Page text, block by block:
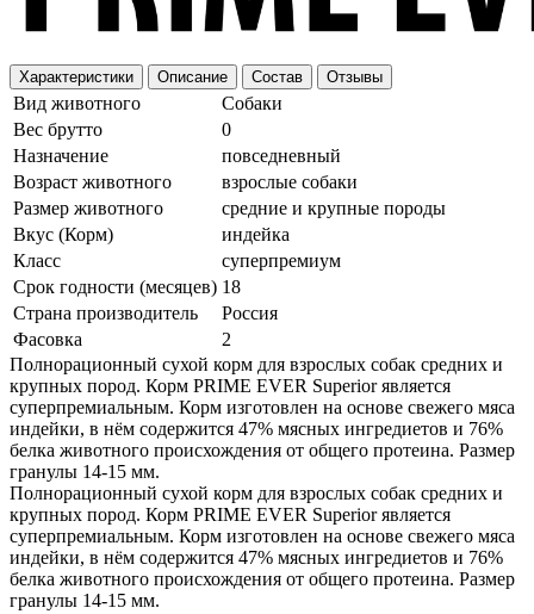
Характеристики Описание Состав Отзывы
Вид животного
Собаки
Вес брутто
0
Назначение
повседневный
Возраст животного
взрослые собаки
Размер животного
средние и крупные породы
Вкус (Корм)
индейка
Класс
суперпремиум
Срок годности (месяцев) 18
Страна производитель
Россия
Фасовка
2
Полнорационный сухой корм для взрослых собак средних и
крупных пород. Корм PRIME EVER Superior является
суперпремиальным. Корм изготовлен на основе свежего мяса
индейки, в нём содержится 47% мясных ингредиетов и 76%
белка животного происхождения от общего протеина. Размер
гранулы 14-15 мм.
Полнорационный сухой корм для взрослых собак средних и
крупных пород. Корм PRIME EVER Superior является
суперпремиальным. Корм изготовлен на основе свежего мяса
индейки, в нём содержится 47% мясных ингредиетов и 76%
белка животного происхождения от общего протеина. Размер
гранулы 14-15 мм.